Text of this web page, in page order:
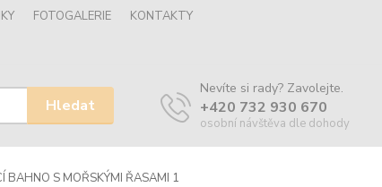
FOTOGALERIE
KONTAKTY
Hledat
Nevíte si rady? Zavolejte.
+420 732 930 670
osobní návštěva dle dohody
BAHNO S MOŘSKÝMI ŘASAMI 1